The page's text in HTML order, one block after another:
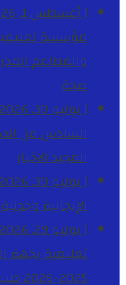
[ أغسطس 1, 2026 ]
مؤسسة
والمطاعم
صحة
[ يوليو 30, 2026 ]
السادس من
المجيدالاخبار
[ يوليو 30, 2026 ]
الإيجابية
[ يوليو 29, 2026 ]
تعليمية بجهة
2025-2026